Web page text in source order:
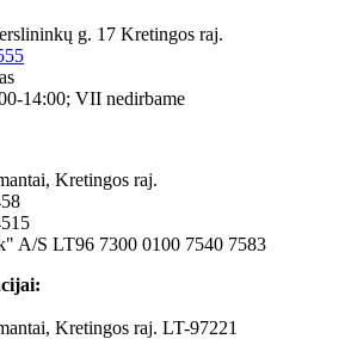
g. 17 Kretingos raj.
14:00; VII nedirbame
Kretingos raj.
A/S LT96 7300 0100 7540 7583
Kretingos raj. LT-97221